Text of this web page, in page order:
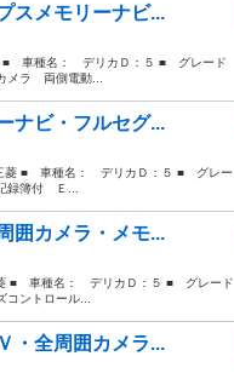
メモリーナビ...
車種名： デリカＤ：５ ■ グレード
ラ 両側電動...
ビ・フルセグ...
■ 車種名： デリカＤ：５ ■ グレー
録簿付 Ｅ...
囲カメラ・メモ...
■ 車種名： デリカＤ：５ ■ グレード
ントロール...
・全周囲カメラ...